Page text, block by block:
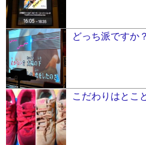
どっち派ですか？
こだわりはとこ